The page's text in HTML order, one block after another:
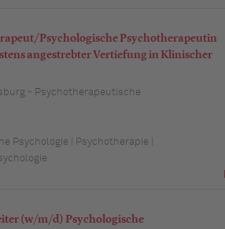
Psychologische Psychotherapeutin
angestrebter Vertiefung in Klinischer
- Psychotherapeutische
Psychologie | Psychotherapie |
(w/m/d) Psychologische